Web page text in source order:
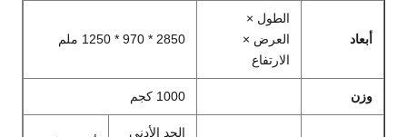
أبعاد
الطول ×
العرض ×
الارتفاع
2850 * 970 * 1250 ملم
وزن 1000 كجم
الحد الأدنى